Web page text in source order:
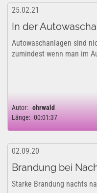
25.02.21
In der
Autowaschanlagen sind
zumindest wenn man im
Autor: ohrwald
Länge: 00:01:37
02.09.20
Brandung bei
Starke Brandung nachts